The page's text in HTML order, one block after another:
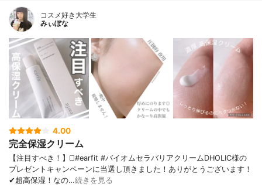
コスメ好き大学生
みぃぽな
4.00
完全保湿クリーム
【注目すべき！】◻️#earfit #バイオムセラバリアクリームDHOLIC様の
プレゼントキャンペーンに当選し頂きました！ありがとうございます！
✔超高保湿！なの…続きを見る